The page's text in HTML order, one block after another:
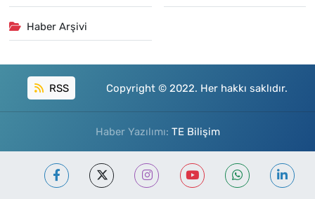
Haber Arşivi
RSS Copyright © 2022. Her hakkı saklıdır.
Haber Yazılımı: TE Bilişim